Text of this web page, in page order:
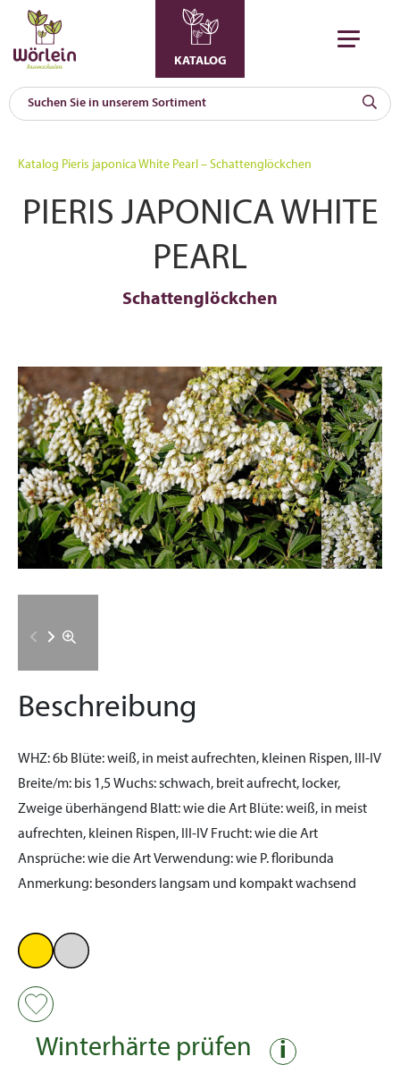
KATALOG
Katalog Pieris japonica White Pearl – Schattenglöckchen
PIERIS JAPONICA WHITE
PEARL
Schattenglöckchen
Beschreibung
WHZ:6b Blüte:weiß, in meist aufrechten, kleinen Rispen, III-IV
Breite/m: bis 1,5Wuchs:schwach, breit aufrecht, locker,
Zweige überhängend Blatt:wie die Art Blüte:weiß, in meist
aufrechten, kleinen Rispen, III-IV Frucht:wie die Art
Ansprüche:wie die ArtVerwendung:wie P. floribunda
Anmerkung: besonders langsam und kompakt wachsend
Winterhärte prüfen i